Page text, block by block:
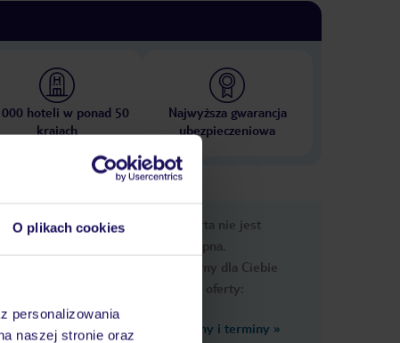
O plikach cookies
personalizowania
naszej stronie oraz
000 hoteli w ponad 50
krajach
Najwyższa gwarancja
ubezpieczeniowa
Ups, ta oferta nie jest
dostępna.
Przygotowaliśmy dla Ciebie
podobne oferty:
Zobacz inne ceny i terminy »